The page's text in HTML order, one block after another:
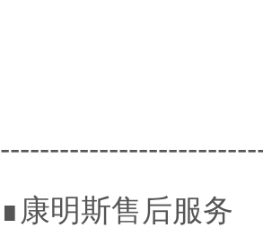
∎康明斯售后服务